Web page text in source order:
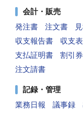
会計・販売
発注書
注文書
収支報告書
収支表
支払証明書
割引券
注文請書
記録・管理
業務日報
議事録